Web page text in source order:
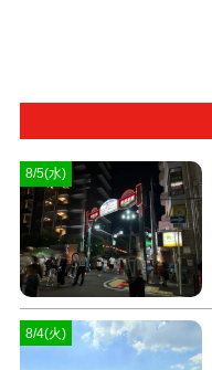
8/5(水)
8/4(火)